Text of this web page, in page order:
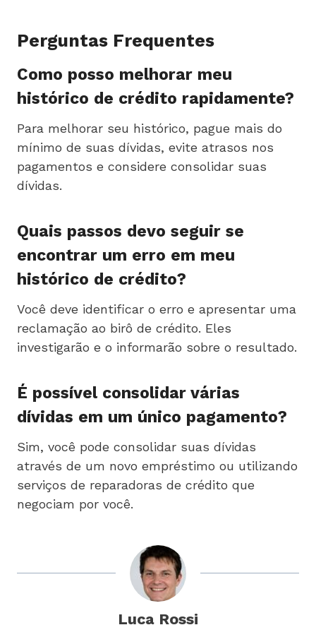
Perguntas Frequentes
Como posso melhorar meu
histórico de crédito rapidamente?
Para melhorar seu histórico, pague mais do
mínimo de suas dívidas, evite atrasos nos
pagamentos e considere consolidar suas
dívidas.
Quais passos devo seguir se
encontrar um erro em meu
histórico de crédito?
Você deve identificar o erro e apresentar uma
reclamação ao birô de crédito. Eles
investigarão e o informarão sobre o resultado.
É possível consolidar várias
dívidas em um único pagamento?
Sim, você pode consolidar suas dívidas
através de um novo empréstimo ou utilizando
serviços de reparadoras de crédito que
negociam por você.
Luca Rossi